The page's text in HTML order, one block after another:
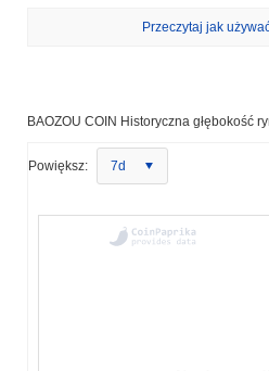
Przeczytaj jak
BAOZOU COIN Historyczna głębokość
Powiększ: 7d